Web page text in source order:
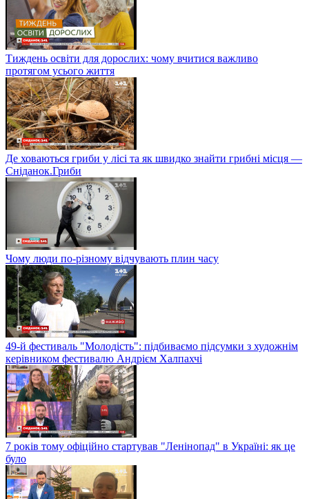
Тиждень освіти для дорослих: чому вчитися важливо
протягом усього життя
Де ховаються гриби у лісі та як швидко знайти грибні місця —
Сніданок.Гриби
Чому люди по-різному відчувають плин часу
49-й фестиваль "Молодість": підбиваємо підсумки з художнім
керівником фестивалю Андрієм Халпахчі
7 років тому офіційно стартував "Ленінопад" в Україні: як це
було